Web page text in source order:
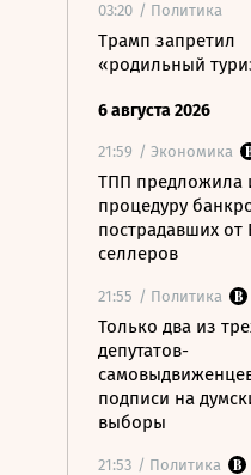
03:20 / Политика
Трамп запретил
«родильный
6 августа 2026
21:59 / Экономика
ТПП предложила
процедуру
пострадавших
селлеров
21:55 / Политика
Только два из
депутатов-
подписи на
выборы
21:53 / Политика